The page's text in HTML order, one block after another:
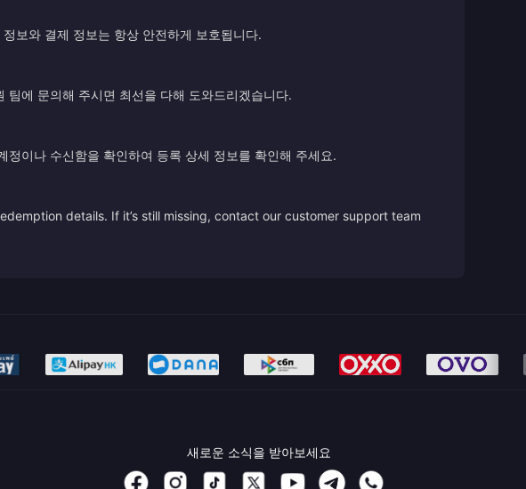
보와 결제 정보는 항상 안전하게 보호됩니다.
에 문의해 주시면 최선을 다해 도와드리겠습니다.
이나 수신함을 확인하여 등록 상세 정보를 확인해 주세요.
details. If it’s still missing, contact our customer support team
새로운 소식을 받아보세요